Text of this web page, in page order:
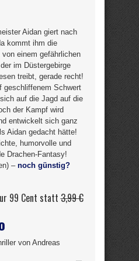
Aidan giert nach
kommt ihm die
von einem gefährlichen
im Düstergebirge
treibt, gerade recht!
geschliffenem Schwert
auf die Jagd auf die
der Kampf wird
entwickelt sich ganz
Aidan gedacht hätte!
humorvolle und
Drachen-Fantasy!
– noch günstig?
99 Cent statt3,99 €
von Andreas